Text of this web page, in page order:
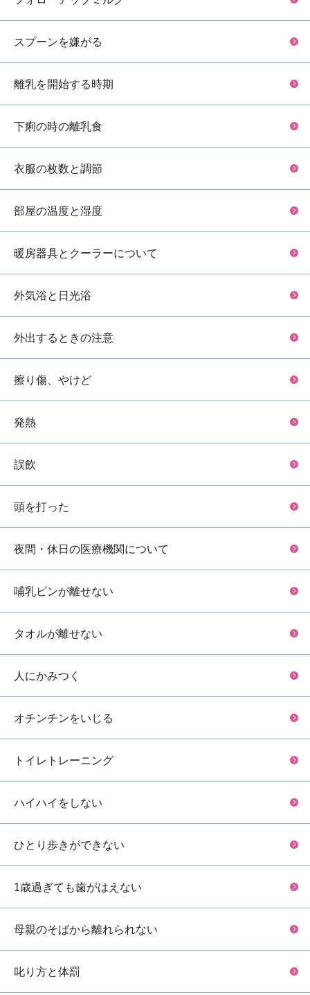
スプーンを嫌がる
離乳を開始する時期
下痢の時の離乳食
衣服の枚数と調節
部屋の温度と湿度
暖房器具とクーラーについて
外気浴と日光浴
外出するときの注意
擦り傷、やけど
発熱
誤飲
頭を打った
夜間・休日の医療機関について
哺乳ビンが離せない
タオルが離せない
人にかみつく
オチンチンをいじる
トイレトレーニング
ハイハイをしない
ひとり歩きができない
1歳過ぎても歯がはえない
母親のそばから離れられない
叱り方と体罰